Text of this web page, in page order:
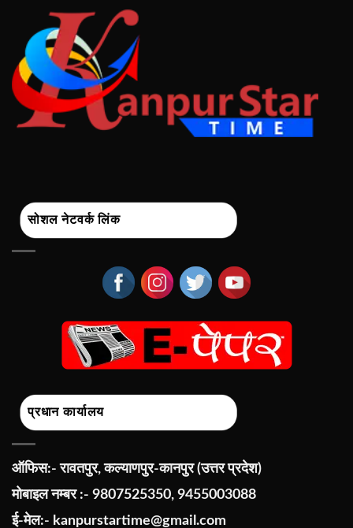
सोशल नेटवर्क लिंक
प्रधान कार्यालय
ऑफिस:- रावतपुर, कल्याणपुर-कानपुर (उत्तर प्रदेश)
मोबाइल नम्बर :- 9807525350, 9455003088
ई-मेल:- kanpurstartime@gmail.com